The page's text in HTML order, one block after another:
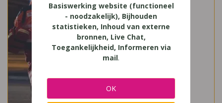
Basiswerking website (functioneel
- noodzakelijk), Bijhouden
statistieken, Inhoud van externe
bronnen, Live Chat,
Toegankelijkheid, Informeren via
mail.
OK